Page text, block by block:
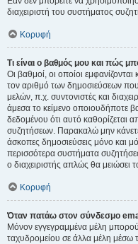
διαχειριστή του συστήματος
Κορυφή
Τι είναι ο βαθμός μου και πώς
Οι βαθμοί, οι οποίοι
τον αριθμό των δημοσιεύσεων που
μελών, π.χ. συντονιστές και
άμεσα το κείμενο οποιουδήποτε
δεδομένου ότι αυτό καθορίζεται
συζητήσεων. Παρακαλώ μην
άσκοπες δημοσιεύσεις μόνο και
περισσότερα συστήματα
ο διαχειριστής απλώς θα
Κορυφή
Όταν πατάω στον σύνδεσμο
Μόνον εγγεγραμμένα μέλη
ταχυδρομείου σε άλλα μέλη